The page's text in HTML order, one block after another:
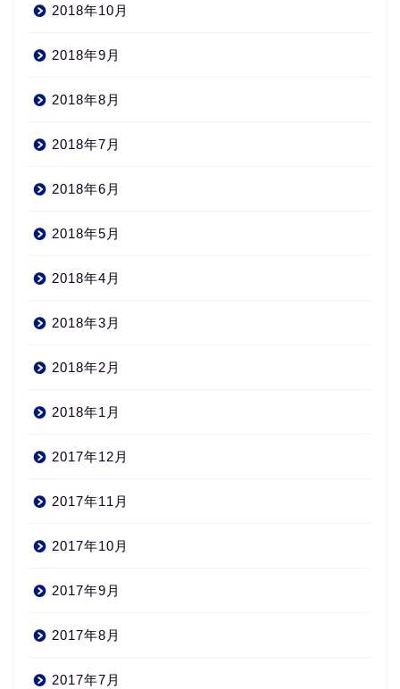
2018年10月
2018年9月
2018年8月
2018年7月
2018年6月
2018年5月
2018年4月
2018年3月
2018年2月
2018年1月
2017年12月
2017年11月
2017年10月
2017年9月
2017年8月
2017年7月